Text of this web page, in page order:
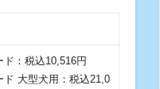
：税込10,516円
ド 大型犬用：税込21,0